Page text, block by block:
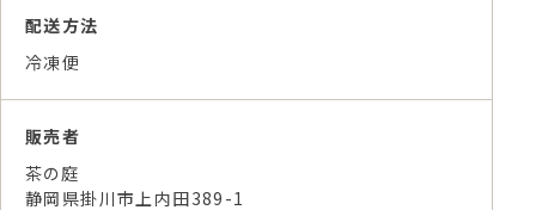
配送方法
冷凍便
販売者
茶の庭
静岡県掛川市上内田389-1